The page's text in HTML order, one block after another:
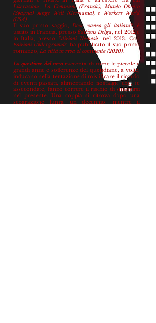
Liberazione, La Commune (Francia), Mundo Obrero
(Spagna) Junge Welt (Germania), e Workers World
(USA).
Il suo primo saggio, Dove vanno gli italiani?, è
uscito in Francia, presso Éditions Delga, nel 2012 e
in Italia, pressoEdizioni Nemesis, nel 2013. Con
Edizioni Underground? ha pubblicato il suo primo
romanzo, La città in riva al continente (2020).
La questione del vero racconta di come le piccole e
grandi ansie e sofferenze del quotidiano, a volte,
inducano nella tentazione di mistificare il ricordo
di eventi passati, alimentando nostalgie che, se
assecondate, fanno correre il rischio di smarrirsi
nel presente. Una coppia si ritrova dopo una
separazione lunga un decennio: mentre il